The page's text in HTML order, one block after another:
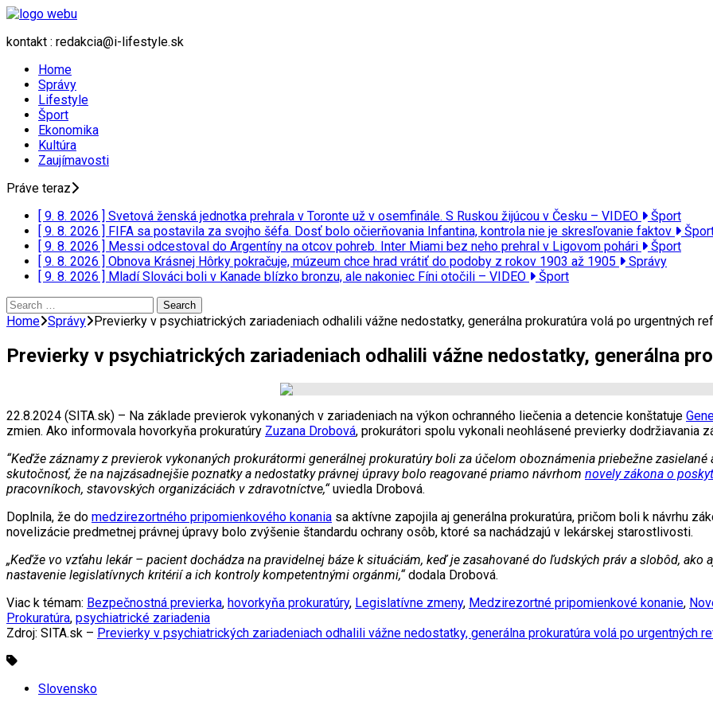
kontakt : redakcia@i-lifestyle.sk
Home
Správy
Lifestyle
Šport
Ekonomika
Kultúra
Zaujímavosti
Práve teraz
[ 9. 8. 2026 ] Svetová ženská jednotka prehrala v Toronte už v osemfinále. S Ruskou žijúcou v Česku – VIDEO
Šport
[ 9. 8. 2026 ] FIFA sa postavila za svojho šéfa. Dosť bolo očierňovania Infantina, kontrola nie je skresľovanie faktov
[ 9. 8. 2026 ] Messi odcestoval do Argentíny na otcov pohreb. Inter Miami bez neho prehral v Ligovom pohári
Šport
[ 9. 8. 2026 ] Obnova Krásnej Hôrky pokračuje, múzeum chce hrad vrátiť do podoby z rokov 1903 až 1905
Správy
[ 9. 8. 2026 ] Mladí Slováci boli v Kanade blízko bronzu, ale nakoniec Fíni otočili – VIDEO
Šport
Search
for:
Home Správy Previerky v psychiatrických zariadeniach odhalili vážne nedostatky, generálna prokuratúra volá po urgentných
Previerky v psychiatrických zariadeniach odhalili vážne nedostatky, generálna
22.8.2024 (SITA.sk) – Na základe previerok vykonaných v zariadeniach na výkon ochranného liečenia a detencie konštatuje
zmien. Ako informovala hovorkyňa prokuratúry Zuzana Drobová, prokurátori spolu vykonali neohlásené previerky dodržiavania
“Keďže záznamy z previerok vykonaných prokurátormi generálnej prokuratúry boli za účelom oboznámenia priebežne zasielané
skutočnosť, že na najzásadnejšie poznatky a nedostatky právnej úpravy bolo reagované priamo návrhom novely zákona o
pracovníkoch, stavovských organizáciách v zdravotníctve,“uviedla Drobová.
Doplnila, že do medzirezortného pripomienkového konania sa aktívne zapojila aj generálna prokuratúra, pričom boli k návrhu
novelizácie predmetnej právnej úpravy bolo zvýšenie štandardu ochrany osôb, ktoré sa nachádzajú v lekárskej starostlivosti.
„Keďže vo vzťahu lekár – pacient dochádza na pravidelnej báze k situáciám, keď je zasahované do ľudských práv a slobôd,
nastavenie legislatívnych kritérií a ich kontroly kompetentnými orgánmi,“dodala Drobová.
Viac k témam: Bezpečnostná previerka, hovorkyňa prokuratúry, Legislatívne zmeny, Medzirezortné pripomienkové konanie,
Prokuratúra, psychiatrické zariadenia
Zdroj: SITA.sk – Previerky v psychiatrických zariadeniach odhalili vážne nedostatky, generálna prokuratúra volá po urgentných
Slovensko